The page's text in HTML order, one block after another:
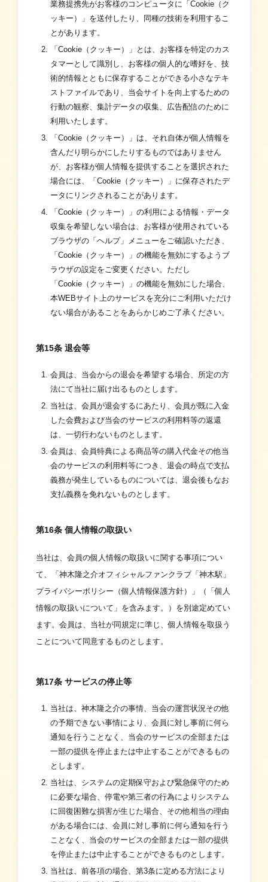
業務提携先がお客様のコンピュータに「Cookie（ク
ッキー）」を送付したり、同種の技術を利用するこ
とがあります。
「Cookie（クッキー）」とは、お客様を特定のカス
タマーとして識別し、お客様の個人的な嗜好を、技
術的情報とともに保存することができる小さなテキ
ストファイルであり、当会サイトを向上するための
行動の観察、集計データの収集、広告配信のために
利用いたします。
「Cookie（クッキー）」は、それ自体が個人情報を
含んだり明らかにしたりするものではありません
が、お客様が個人情報を提供することを選択された
場合には、「Cookie（クッキー）」に保存されたデ
ータにリンクされることがあります。
「Cookie（クッキー）」の利用による情報・データ
収集を希望しない場合は、お客様が使用されている
ブラウザの「ヘルプ」メニューをご確認いただき、
「Cookie（クッキー）」の機能を無効にするようブ
ラウザの設定をご変更ください。ただし
「Cookie（クッキー）」の機能を無効にした場合、
本WEBサイト上のサービスを充分にご利用いただけ
ない場合があることをあらかじめご了承ください。
第15条 退会等
会員は、当会からの退会を希望する場合、所定の方
法にて当社に届け出るものとします。
当社は、会員が退会するにあたり、会員が既に入金
した会費および当会のサービスの利用料等の返還
は、一切行わないものとします。
会員は、会員特典による商品等の購入代金その他当
会のサービスの利用料等につき、退会の時点で支払
義務が発生しているものについては、退会後もなお
支払義務を免れないものとします。
第16条 個人情報の取扱い
当社は、会員の個人情報の取扱いに関する事項につい
て、「神木隆之介オフィシャルファンクラブ「神木駅」
プライバシーポリシー（個人情報保護方針）」（「個人
情報の取扱いについて」を含みます。）を別途定めてい
ます。会員は、当社が同規定に準じ、個人情報を取扱う
ことについて同意するものとします。
第17条 サービスの停止等
当社は、神木隆之介の事情、当会の運営状況その他
の予期できない事情により、会員に対し事前に何ら
通知を行うことなく、当会のサービスの全部または
一部の提供を停止または中止することができるもの
とします。
当社は、システムの定期保守および緊急保守のため
に必要な場合、停電や第三者の行為によりシステム
に回復困難な損害が生じた場合、その他相当の理由
がある場合には、会員に対し事前に何ら通知を行う
ことなく、当会のサービスの全部または一部の提供
を停止または中止することができるものとします。
当社は、前各項の場合、第3条に定める方法により